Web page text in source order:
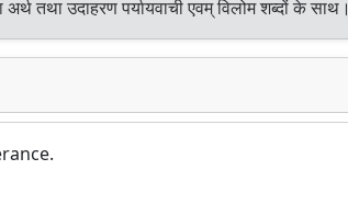
तथा उदाहरण पर्यायवाची एवम् विलोम शब्दों के साथ।